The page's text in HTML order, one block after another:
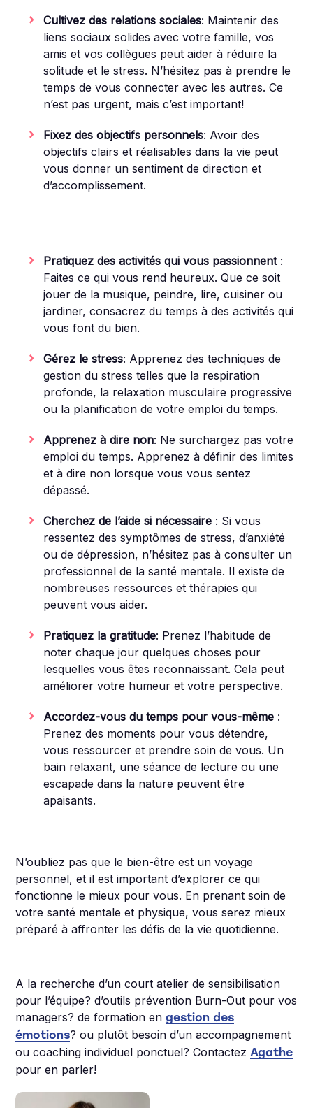
Cultivez des relations sociales: Maintenir des
liens sociaux solides avec votre famille, vos
amis et vos collègues peut aider à réduire la
solitude et le stress. N’hésitez pas à prendre le
temps de vous connecter avec les autres. Ce
n’est pas urgent, mais c’est important!
Fixez des objectifs personnels: Avoir des
objectifs clairs et réalisables dans la vie peut
vous donner un sentiment de direction et
d’accomplissement.
Pratiquez des activités qui vous passionnent:
Faites ce qui vous rend heureux. Que ce soit
jouer de la musique, peindre, lire, cuisiner ou
jardiner, consacrez du temps à des activités qui
vous font du bien.
Gérez le stress: Apprenez des techniques de
gestion du stress telles que la respiration
profonde, la relaxation musculaire progressive
ou la planification de votre emploi du temps.
Apprenez à dire non: Ne surchargez pas votre
emploi du temps. Apprenez à définir des limites
et à dire non lorsque vous vous sentez
dépassé.
Cherchez de l’aide si nécessaire : Si vous
ressentez des symptômes de stress, d’anxiété
ou de dépression, n’hésitez pas à consulter un
professionnel de la santé mentale. Il existe de
nombreuses ressources et thérapies qui
peuvent vous aider.
Pratiquez la gratitude: Prenez l’habitude de
noter chaque jour quelques choses pour
lesquelles vous êtes reconnaissant. Cela peut
améliorer votre humeur et votre perspective.
Accordez-vous du temps pour vous-même :
Prenez des moments pour vous détendre,
vous ressourcer et prendre soin de vous. Un
bain relaxant, une séance de lecture ou une
escapade dans la nature peuvent être
apaisants.
N’oubliez pas que le bien-être est un voyage
personnel, et il est important d’explorer ce qui
fonctionne le mieux pour vous. En prenant soin de
votre santé mentale et physique, vous serez mieux
préparé à affronter les défis de la vie quotidienne.
A la recherche d’un court atelier de sensibilisation
pour l’équipe? d’outils prévention Burn-Out pour vos
managers? de formation engestion des
émotions? ou plutôt besoin d’un accompagnement
ou coaching individuel ponctuel? ContactezAgathe
pour en parler!